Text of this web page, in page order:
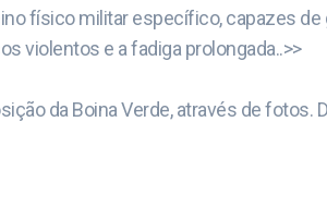
físico militar específico, capazes
violentos e a fadiga prolongada..>>
da Boina Verde, através de fotos.